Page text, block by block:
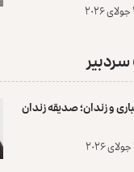
و زندان؛ صدیقه زندان